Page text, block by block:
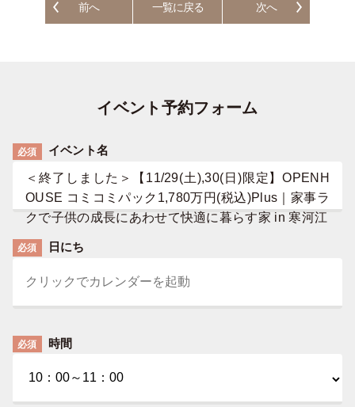
前へ 一覧に戻る 次へ
イベント予約フォーム
必須 イベント名
＜終了しました＞【11/29(土),30(日)限定】OPENH
OUSE コミコミパック1,780万円(税込)Plus｜家事ラ
クで子供の成長にあわせて快適に暮らす家 in 寒河江
必須 日にち
必須 時間